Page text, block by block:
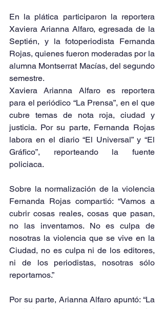
En la plática participaron la reportera
Xaviera Arianna Alfaro, egresada de la
Septién, y la fotoperiodista Fernanda
Rojas, quienes fueron moderadas por la
alumna Montserrat Macías, del segundo
semestre.
Xaviera Arianna Alfaro es reportera
para el periódico “La Prensa”, en el que
cubre temas de nota roja, ciudad y
justicia. Por su parte, Fernanda Rojas
labora en el diario “El Universal” y “El
Gráfico”, reporteando la fuente
policiaca.
Sobre la normalización de la violencia
Fernanda Rojas compartió: “Vamos a
cubrir cosas reales, cosas que pasan,
no las inventamos. No es culpa de
nosotras la violencia que se vive en la
Ciudad, no es culpa ni de los editores,
ni de los periodistas, nosotras sólo
reportamos.”
Por su parte, Arianna Alfaro apuntó: “La